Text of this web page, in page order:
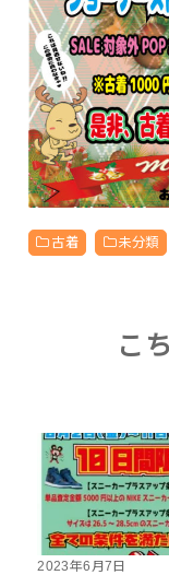
古着 未分類
こ
2023年6月7日